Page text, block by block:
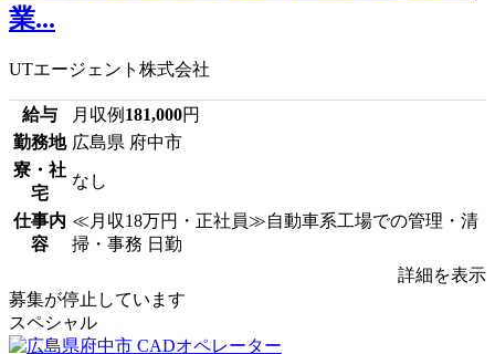
業...
UTエージェント株式会社
給与 月収例 181,000円
勤務地 広島県 府中市
寮・社
宅
なし
仕事内
容
≪月収18万円・正社員≫自動車系工場での管理・清
掃・事務 日勤
詳細を表示
募集が停止しています
スペシャル